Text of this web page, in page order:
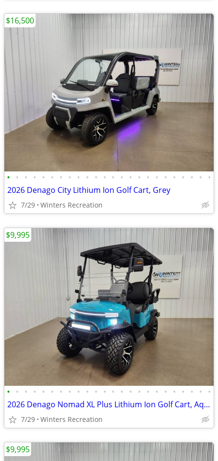
• • • • • • • • • • • • • • • • • • • • • • • •
2026 Denago City Lithium Ion Golf Cart, Grey
7/29 Winters Recreation
$16,500
• • • • • • • • • • • • • • • • • • • • • • • •
2026 Denago Nomad XL Plus Lithium Ion Golf Cart, Aqua
7/29 Winters Recreation
$9,995
$9,995